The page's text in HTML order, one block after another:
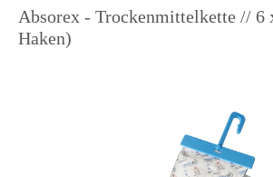
Absorex - Trockenmittelkette // 6
Haken)